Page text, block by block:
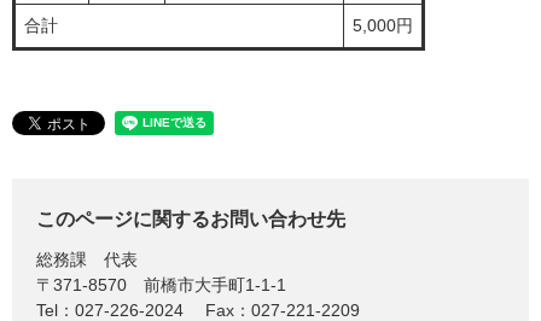
合計 5,000円
このページに関するお問い合わせ先
総務課
代表
〒371-8570
前橋市大手町1-1-1
Tel：027-226-2024
Fax：027-221-2209